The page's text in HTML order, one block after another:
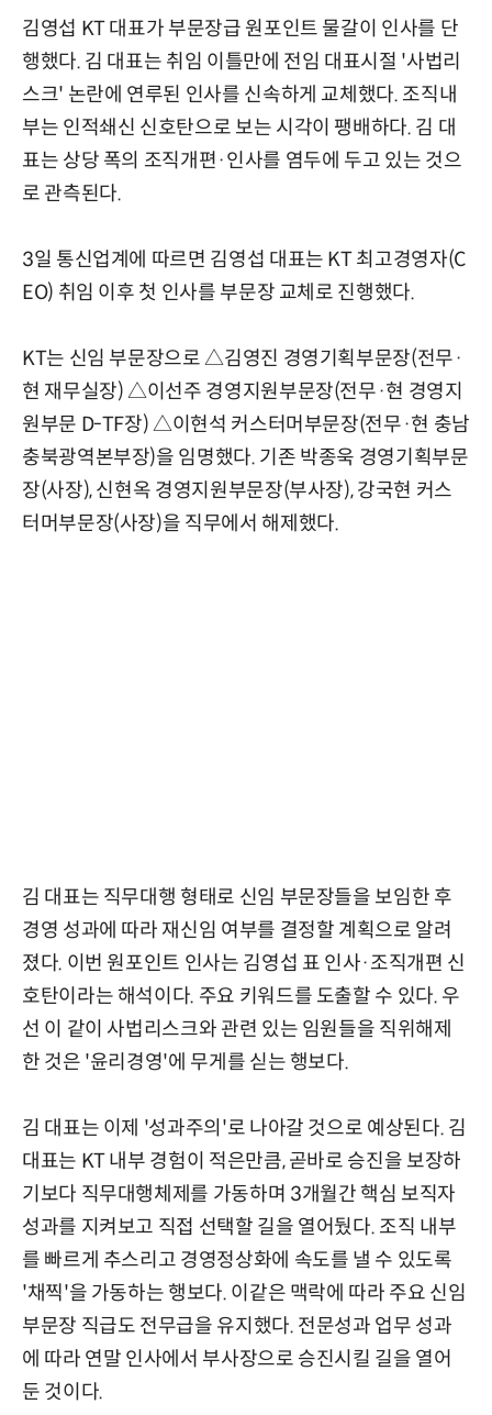
김영섭 KT 대표가 부문장급 원포인트 물갈이 인사를 단
행했다. 김 대표는 취임 이틀만에 전임 대표시절 '사법리
스크' 논란에 연루된 인사를 신속하게 교체했다. 조직내
부는 인적쇄신 신호탄으로 보는 시각이 팽배하다. 김 대
표는 상당 폭의 조직개편·인사를 염두에 두고 있는 것으
로 관측된다.
3일 통신업계에 따르면 김영섭 대표는 KT 최고경영자(C
EO) 취임 이후 첫 인사를 부문장 교체로 진행했다.
KT는 신임 부문장으로 △김영진 경영기획부문장(전무·
현 재무실장) △이선주 경영지원부문장(전무·현 경영지
원부문 D-TF장) △이현석 커스터머부문장(전무·현 충남
충북광역본부장)을 임명했다. 기존 박종욱 경영기획부문
장(사장), 신현옥 경영지원부문장(부사장), 강국현 커스
터머부문장(사장)을 직무에서 해제했다.
김 대표는 직무대행 형태로 신임 부문장들을 보임한 후
경영 성과에 따라 재신임 여부를 결정할 계획으로 알려
졌다. 이번 원포인트 인사는 김영섭 표 인사·조직개편 신
호탄이라는 해석이다. 주요 키워드를 도출할 수 있다. 우
선 이 같이 사법리스크와 관련 있는 임원들을 직위해제
한 것은 '윤리경영'에 무게를 싣는 행보다.
김 대표는 이제 '성과주의'로 나아갈 것으로 예상된다. 김
대표는 KT 내부 경험이 적은만큼, 곧바로 승진을 보장하
기보다 직무대행체제를 가동하며 3개월간 핵심 보직자
성과를 지켜보고 직접 선택할 길을 열어뒀다. 조직 내부
를 빠르게 추스리고 경영정상화에 속도를 낼 수 있도록
'채찍'을 가동하는 행보다. 이같은 맥락에 따라 주요 신임
부문장 직급도 전무급을 유지했다. 전문성과 업무 성과
에 따라 연말 인사에서 부사장으로 승진시킬 길을 열어
둔 것이다.